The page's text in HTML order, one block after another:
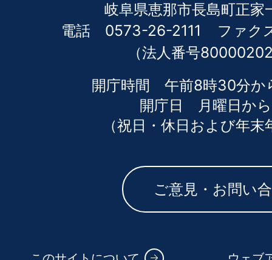
岐阜県恵那市長島町正家
電話 0573-26-2111
ファ
（法人番号
開庁時間 午前8時30分か
開庁日 月曜日か
（祝日・休日および年
ご意見・お問い